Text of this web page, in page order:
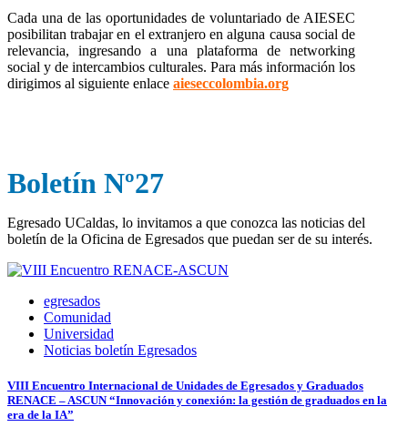
Cada una de las oportunidades de voluntariado de AIESEC
posibilitan trabajar en el extranjero en alguna causa social de
relevancia, ingresando a una plataforma de networking
social y de intercambios culturales. Para más información los
dirigimos al siguiente enlace aieseccolombia.org
Boletín Nº27
Egresado UCaldas, lo invitamos a que conozca las noticias del
boletín de la Oficina de Egresados que puedan ser de su interés.
egresados
Comunidad
Universidad
Noticias boletín Egresados
VIII Encuentro Internacional de Unidades de Egresados y Graduados
RENACE – ASCUN “Innovación y conexión: la gestión de graduados en la
era de la IA”